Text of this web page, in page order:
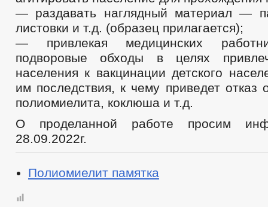
— раздавать наглядный материал —
листовки и т.д. (образец прилагается);
— привлекая медицинских
подворовые обходы в целях
населения к вакцинации детского
им последствия, к чему приведет отказ
полиомиелита, коклюша и т.д.
О проделанной работе просим
28.09.2022г.
Полиомиелит памятка